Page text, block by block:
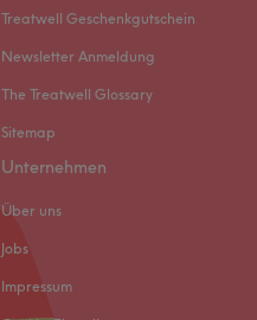
Treatwell Geschenkgutschein
Newsletter Anmeldung
The Treatwell Glossary
Sitemap
Unternehmen
Über uns
Jobs
Impressum